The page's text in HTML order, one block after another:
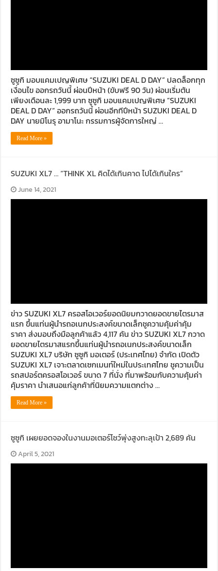
ซูซูกิ มอบแคมเปญพิเศษ “SUZUKI DEAL D DAY” ปลดล็อกทุก
เงื่อนไข ออกรถวันนี้ ผ่อนปีหน้า (ขับฟรี 90 วัน) ผ่อนเริ่มต้น
เพียงเดือนละ 1,999 บาท ซูซูกิ มอบแคมเปญพิเศษ “SUZUKI
DEAL D DAY” ออกรถวันนี้ ผ่อนอีกทีปีหน้า SUZUKI DEAL D
DAY นายมิโนรุ อามาโนะ กรรมการผู้จัดการใหญ่ …
Read More »
SUZUKI XL7 … “THINK XL คิดได้เกินคาด ไปได้เกินใคร”
June 14, 2021
ข่าว SUZUKI XL7 ครอสโอเวอร์ยอดนิยมกวาดยอดขายไตรมาส
แรก ขึ้นแท่นผู้นำรถอเนกประสงค์ขนาดเล็กชูความคุ้มค่าคุ้ม
ราคา ส่งมอบถึงมือลูกค้าแล้ว 4,117 คัน ข่าว SUZUKI XL7 กวาด
ยอดขายไตรมาสแรกขึ้นแท่นผู้นำรถอเนกประสงค์ขนาดเล็ก
SUZUKI XL7 บริษัท ซูซูกิ มอเตอร์ (ประเทศไทย) จำกัด เปิดตัว
SUZUKI XL7 เจาะตลาดเซกเมนท์ใหม่ในประเทศไทย ชูความเป็น
รถสปอร์ตครอสโอเวอร์ ขนาด 7 ที่นั่ง ที่มาพร้อมกับความคุ้มค่า
คุ้มราคา นำเสนอแก่ลูกค้าที่นิยมความแตกต่าง …
Read More »
ซูซูกิ เผยยอดจองในงานมอเตอร์โชว์พุ่งสูงทะลุเป้า 2,689 คัน
April 5, 2021